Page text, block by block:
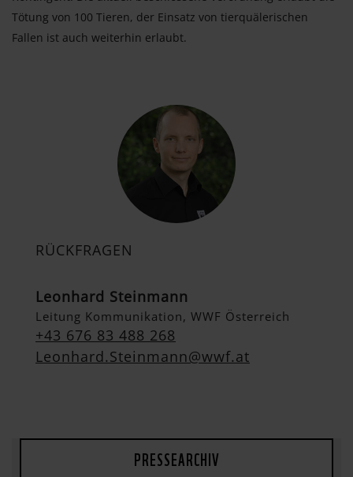
Tötung von 100 Tieren, der Einsatz von tierquälerischen
Fallen ist auch weiterhin erlaubt.
RÜCKFRAGEN
Leonhard Steinmann
Leitung Kommunikation, WWF Österreich
+43 676 83 488 268
Leonhard.Steinmann@wwf.at
PRESSEARCHIV